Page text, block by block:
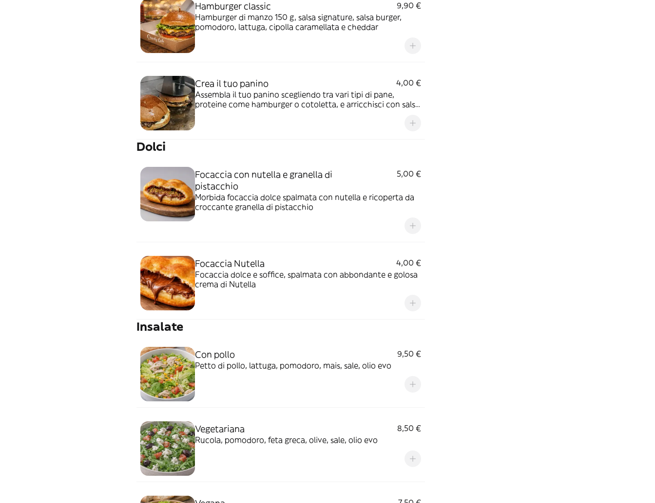
Hamburger classic
9,90 €
Hamburger di manzo 150 g, salsa signature, salsa burger,
pomodoro, lattuga, cipolla caramellata e cheddar
Crea il tuo panino
4,00 €
Assembla il tuo panino scegliendo tra vari tipi di pane,
proteine come hamburger o cotoletta, e arricchisci con salse
Dolci
Focaccia con nutella e granella di
pistacchio
5,00 €
Morbida focaccia dolce spalmata con nutella e ricoperta da
croccante granella di pistacchio
Focaccia Nutella
4,00 €
Focaccia dolce e soffice, spalmata con abbondante e golosa
crema di Nutella
Insalate
Con pollo
9,50 €
Petto di pollo, lattuga, pomodoro, mais, sale, olio evo
Vegetariana
8,50 €
Rucola, pomodoro, feta greca, olive, sale, olio evo